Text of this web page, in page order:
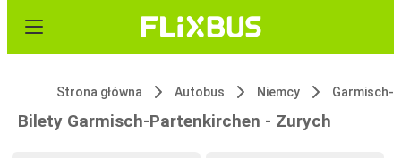
Strona główna Autobus Niemcy
Bilety Garmisch-Partenkirchen - Zurych